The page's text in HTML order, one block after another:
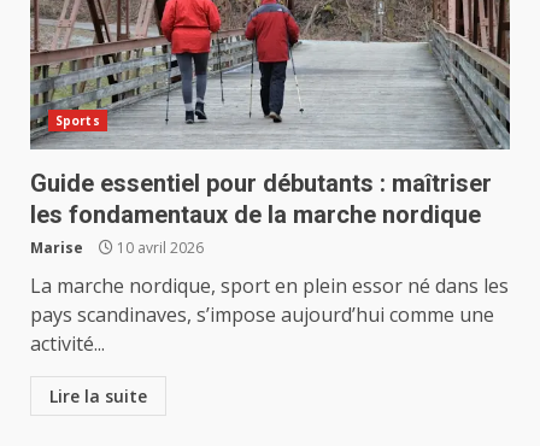
Sports
Guide essentiel pour débutants : maîtriser
les fondamentaux de la marche nordique
Marise 10 avril 2026
La marche nordique, sport en plein essor né dans les
pays scandinaves, s’impose aujourd’hui comme une
activité...
Lire la suite